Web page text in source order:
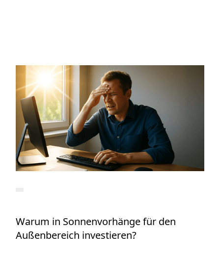
Warum in Sonnenvorhänge für den
Außenbereich investieren?